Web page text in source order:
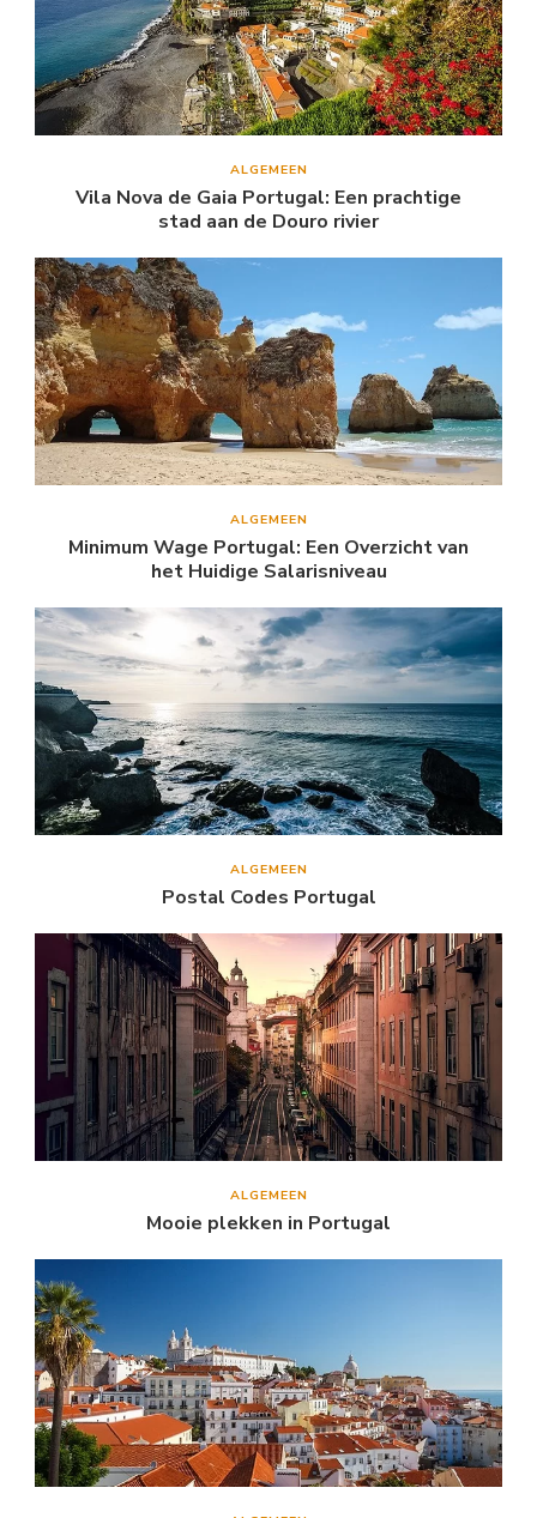
ALGEMEEN
Vila Nova de Gaia Portugal: Een prachtige
stad aan de Douro rivier
ALGEMEEN
Minimum Wage Portugal: Een Overzicht van
het Huidige Salarisniveau
ALGEMEEN
Postal Codes Portugal
ALGEMEEN
Mooie plekken in Portugal